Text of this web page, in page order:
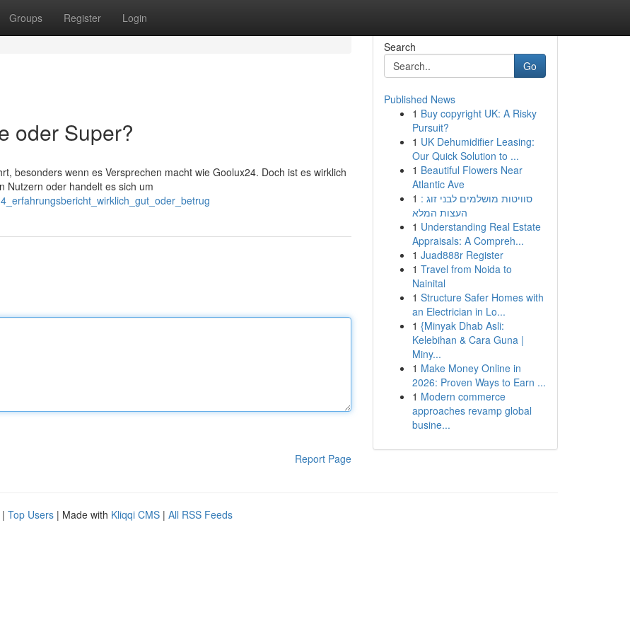
Groups Register Login
oder Super?
besonders wenn es Versprechen macht wie Goolux24. Doch ist es wirklich
Nutzern oder handelt es sich um
Report Page
Search
Go
Published News
1 Buy copyright UK: A Risky
Pursuit?
1 UK Dehumidifier Leasing:
Our Quick Solution to ...
1 Beautiful Flowers Near
Atlantic Ave
1 סוויטות מושלמים לבני זוג :
העצות המלא
1 Understanding Real Estate
Appraisals: A Compreh...
1 Juad888r Register
1 Travel from Noida to
Nainital
1 Structure Safer Homes with
an Electrician in Lo...
1 {Minyak Dhab Asli:
Kelebihan & Cara Guna |
Miny...
1 Make Money Online in
2026: Proven Ways to Earn ...
1 Modern commerce
approaches revamp global
busine...
| Top Users | Made with Kliqqi CMS | All RSS Feeds